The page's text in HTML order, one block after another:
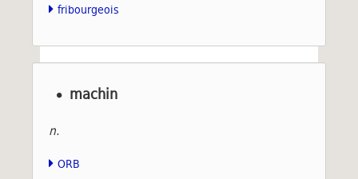
fribourgeois
machin
n.
ORB